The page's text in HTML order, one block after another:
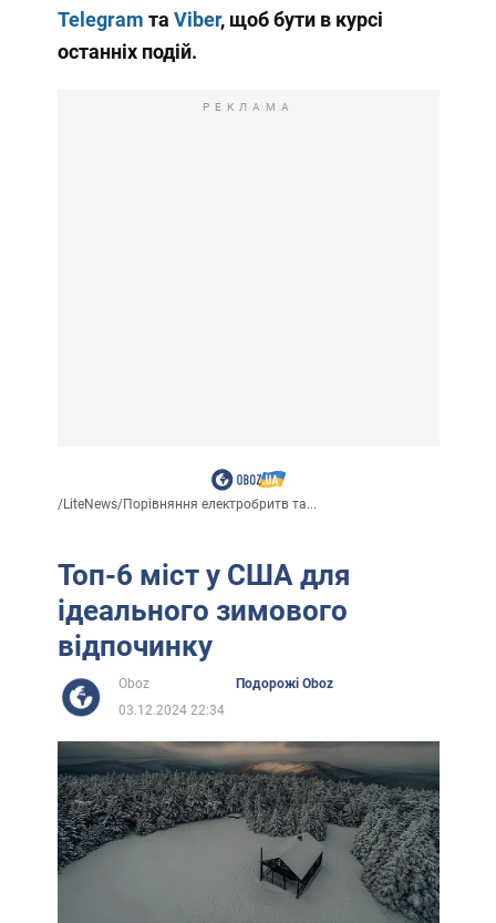
Telegram та Viber, щоб бути в курсі
останніх подій.
РЕКЛАМА
/LiteNews/Порівняння електробритв та...
Топ-6 міст у США для
ідеального зимового
відпочинку
Oboz
Подорожі Oboz
03.12.2024 22:34